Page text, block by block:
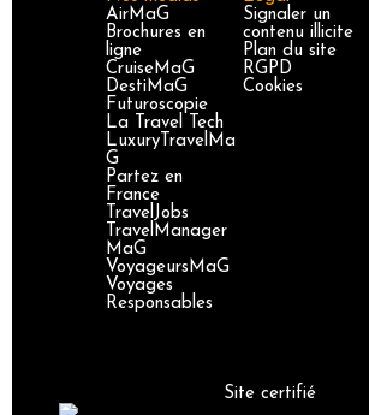
AirMaG
Brochures en
ligne
CruiseMaG
DestiMaG
Futuroscopie
La Travel Tech
LuxuryTravelMa
G
Partez en
France
TravelJobs
TravelManager
MaG
VoyageursMaG
Voyages
Responsables
Signaler un
contenu illicite
Plan du site
RGPD
Cookies
Site certifié